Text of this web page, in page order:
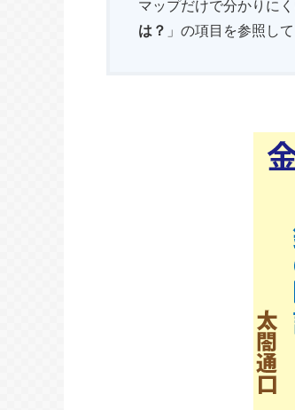
マップだけで分かりにく
は？ 」の項目を参照し